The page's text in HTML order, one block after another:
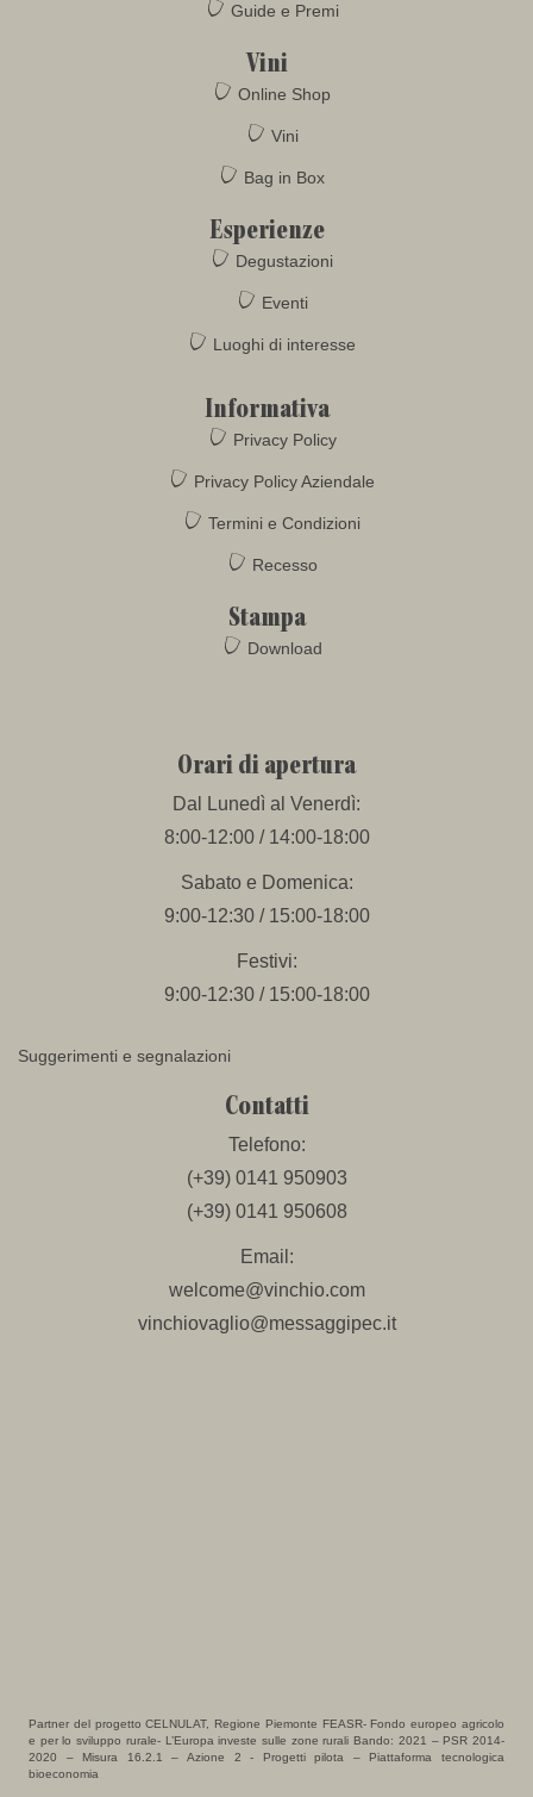
Guide e Premi
Vini
Online Shop
Vini
Bag in Box
Esperienze
Degustazioni
Eventi
Luoghi di interesse
Informativa
Privacy Policy
Privacy Policy Aziendale
Termini e Condizioni
Recesso
Stampa
Download
Orari di apertura
Dal Lunedì al Venerdì:
8:00-12:00 / 14:00-18:00
Sabato e Domenica:
9:00-12:30 / 15:00-18:00
Festivi:
9:00-12:30 / 15:00-18:00
Suggerimenti e segnalazioni
Contatti
Telefono:
(+39) 0141 950903
(+39) 0141 950608
Email:
welcome@vinchio.com
vinchiovaglio@messaggipec.it
Partner del progetto CELNULAT, Regione Piemonte FEASR- Fondo europeo agricolo
e per lo sviluppo rurale- L’Europa investe sulle zone rurali Bando: 2021 – PSR 2014-
2020 – Misura 16.2.1 – Azione 2 - Progetti pilota – Piattaforma tecnologica
bioeconomia